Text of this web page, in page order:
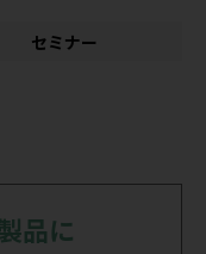
セミナー
品に